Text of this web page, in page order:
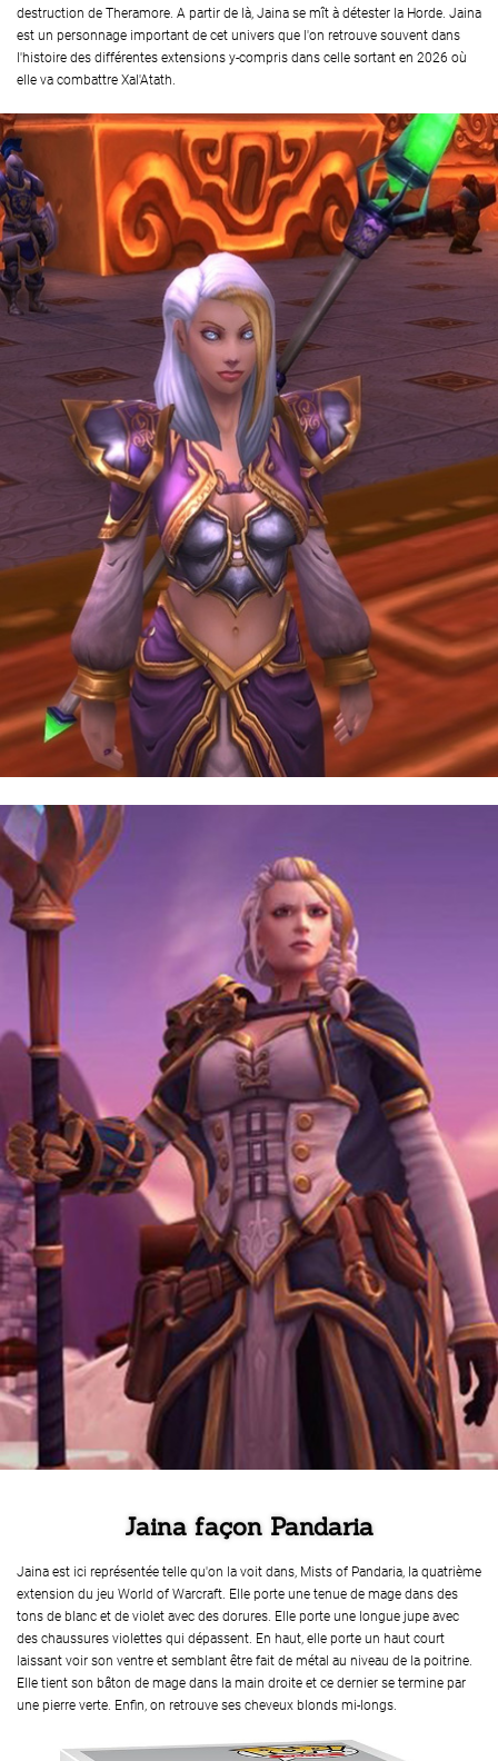
destruction de Theramore. A partir de là, Jaina se mît à détester la Horde. Jaina
est un personnage important de cet univers que l'on retrouve souvent dans
l'histoire des différentes extensions y-compris dans celle sortant en 2026 où
elle va combattre Xal'Atath.
Jaina façon Pandaria
Jaina est ici représentée telle qu'on la voit dans, Mists of Pandaria, la quatrième
extension du jeu World of Warcraft. Elle porte une tenue de mage dans des
tons de blanc et de violet avec des dorures. Elle porte une longue jupe avec
des chaussures violettes qui dépassent. En haut, elle porte un haut court
laissant voir son ventre et semblant être fait de métal au niveau de la poitrine.
Elle tient son bâton de mage dans la main droite et ce dernier se termine par
une pierre verte. Enfin, on retrouve ses cheveux blonds mi-longs.